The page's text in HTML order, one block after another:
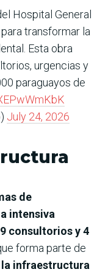
Hospital General
transformar la
Esta obra
urgencias y
paraguayos de
July 24, 2026
de
intensiva
consultorios y 4
forma parte de
infraestructura